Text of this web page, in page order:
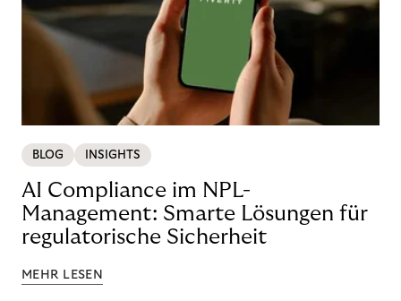
BLOG INSIGHTS
AI Compliance im NPL-
Management: Smarte Lösungen für
regulatorische Sicherheit
MEHR LESEN